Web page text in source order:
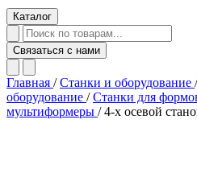
Каталог
Связаться с нами
Главная / Станки и оборудование /
оборудование / Станки для
мультиформеры / 4-х осевой